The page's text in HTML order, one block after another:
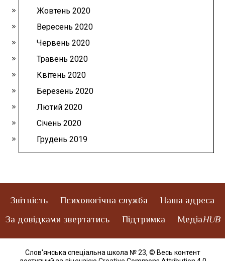
Жовтень 2020
Вересень 2020
Червень 2020
Травень 2020
Квітень 2020
Березень 2020
Лютий 2020
Січень 2020
Грудень 2019
Звітність Психологічна служба
Наша адреса
За довідками звертатись
Підтримка МедіаHUB
Слов'янська спеціальна школа № 23, © Весь контент